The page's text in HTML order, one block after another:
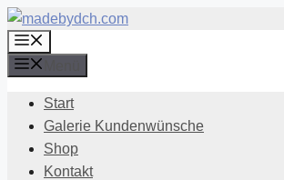
Zum
Inhalt
springen
Start
Galerie Kundenwünsche
Shop
Kontakt